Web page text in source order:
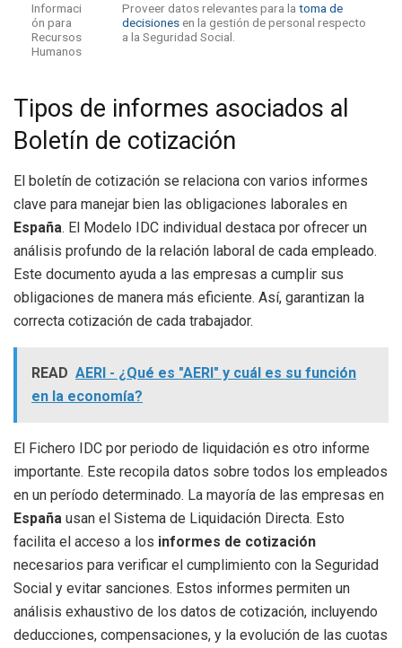
Informaci
ón para
Recursos
Humanos
Proveer datos relevantes para la toma de
decisiones en la gestión de personal respecto
a la Seguridad Social.
Tipos de informes asociados al
Boletín de cotización
El boletín de cotización se relaciona con varios informes
clave para manejar bien las obligaciones laborales en
España. El Modelo IDC individual destaca por ofrecer un
análisis profundo de la relación laboral de cada empleado.
Este documento ayuda a las empresas a cumplir sus
obligaciones de manera más eficiente. Así, garantizan la
correcta cotización de cada trabajador.
READ AERI - ¿Qué es "AERI" y cuál es su función
en la economía?
El Fichero IDC por periodo de liquidación es otro informe
importante. Este recopila datos sobre todos los empleados
en un período determinado. La mayoría de las empresas en
España usan el Sistema de Liquidación Directa. Esto
facilita el acceso a los informes de cotización
necesarios para verificar el cumplimiento con la Seguridad
Social y evitar sanciones. Estos informes permiten un
análisis exhaustivo de los datos de cotización, incluyendo
deducciones, compensaciones, y la evolución de las cuotas